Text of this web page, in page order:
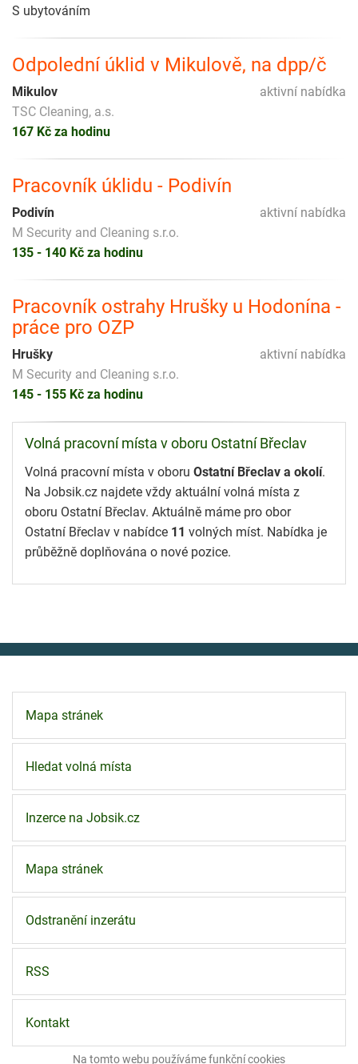
S ubytováním
Odpolední úklid v Mikulově, na dpp/č
aktivní nabídka
Mikulov
TSC Cleaning, a.s.
167 Kč za hodinu
Pracovník úklidu - Podivín
aktivní nabídka
Podivín
M Security and Cleaning s.r.o.
135 - 140 Kč za hodinu
Pracovník ostrahy Hrušky u Hodonína -
práce pro OZP
aktivní nabídka
Hrušky
M Security and Cleaning s.r.o.
145 - 155 Kč za hodinu
Volná pracovní místa v oboru Ostatní Břeclav
Volná pracovní místa v oboru Ostatní Břeclav a okolí.
Na Jobsik.cz najdete vždy aktuální volná místa z
oboru Ostatní Břeclav. Aktuálně máme pro obor
Ostatní Břeclav v nabídce 11 volných míst. Nabídka je
průběžně doplňována o nové pozice.
Mapa stránek
Hledat volná místa
Inzerce na Jobsik.cz
Mapa stránek
Odstranění inzerátu
RSS
Kontakt
Na tomto webu používáme funkčnícookies